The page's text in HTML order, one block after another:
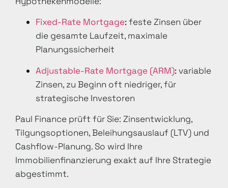
Fixed-Rate Mortgage:feste Zinsen über
die gesamte Laufzeit, maximale
Planungssicherheit
Adjustable-Rate Mortgage (ARM): variable
Zinsen, zu Beginn oft niedriger, für
strategische Investoren
Paul Finance prüft für Sie: Zinsentwicklung,
Tilgungsoptionen, Beleihungsauslauf (LTV) und
Cashflow-Planung. So wird Ihre
Immobilienfinanzierung exakt auf Ihre Strategie
abgestimmt.